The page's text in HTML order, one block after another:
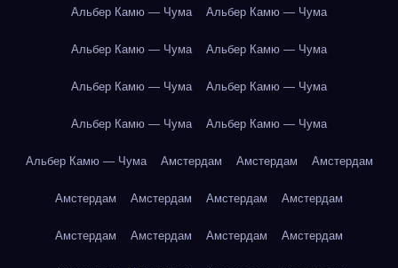
Альбер Камю — Чума Альбер Камю — Чума
Альбер Камю — Чума Альбер Камю — Чума
Альбер Камю — Чума Альбер Камю — Чума
Альбер Камю — Чума Альбер Камю — Чума
Альбер Камю — Чума Амстердам Амстердам Амстердам
Амстердам Амстердам Амстердам Амстердам
Амстердам Амстердам Амстердам Амстердам